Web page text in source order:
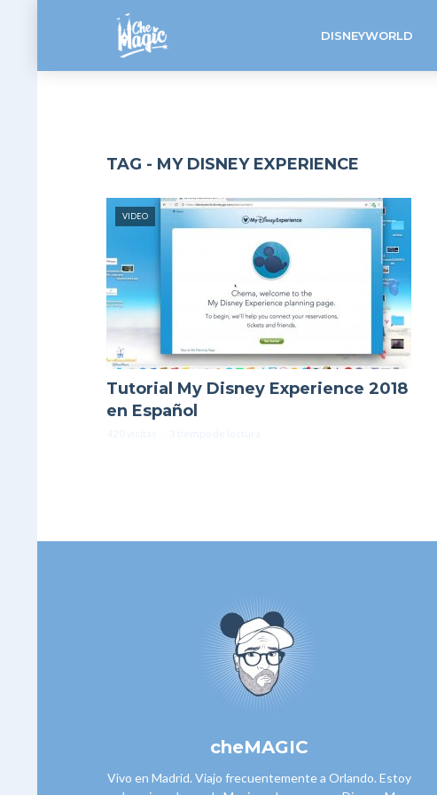
DISNEYWORLD
TAG - MY DISNEY EXPERIENCE
VIDEO
Tutorial My Disney Experience 2018
en Español
cheMAGIC
Vivo en Madrid. Viajo frecuentemente a Orlando. Estoy